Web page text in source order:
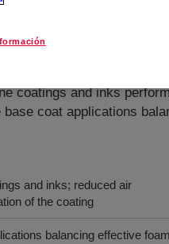
coatings and inks
coat applications
and inks; reduced air
of the coating
balancing effective foam